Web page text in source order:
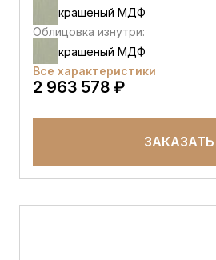
крашеный МДФ
Облицовка изнутри:
крашеный МДФ
Все характеристики
2 963 578 ₽
ЗАКАЗАТЬ